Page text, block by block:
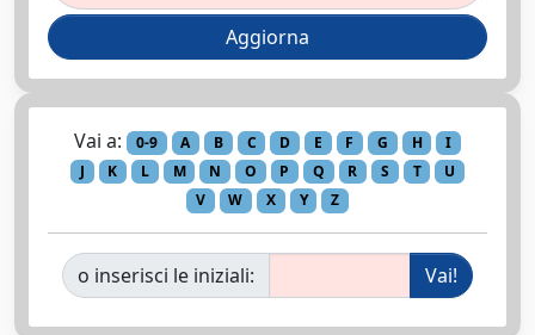
Vai a: 0-9 A B C D E F G H
I
J
K L M N O P Q R S T
U
V
W X Y Z
o inserisci le iniziali: